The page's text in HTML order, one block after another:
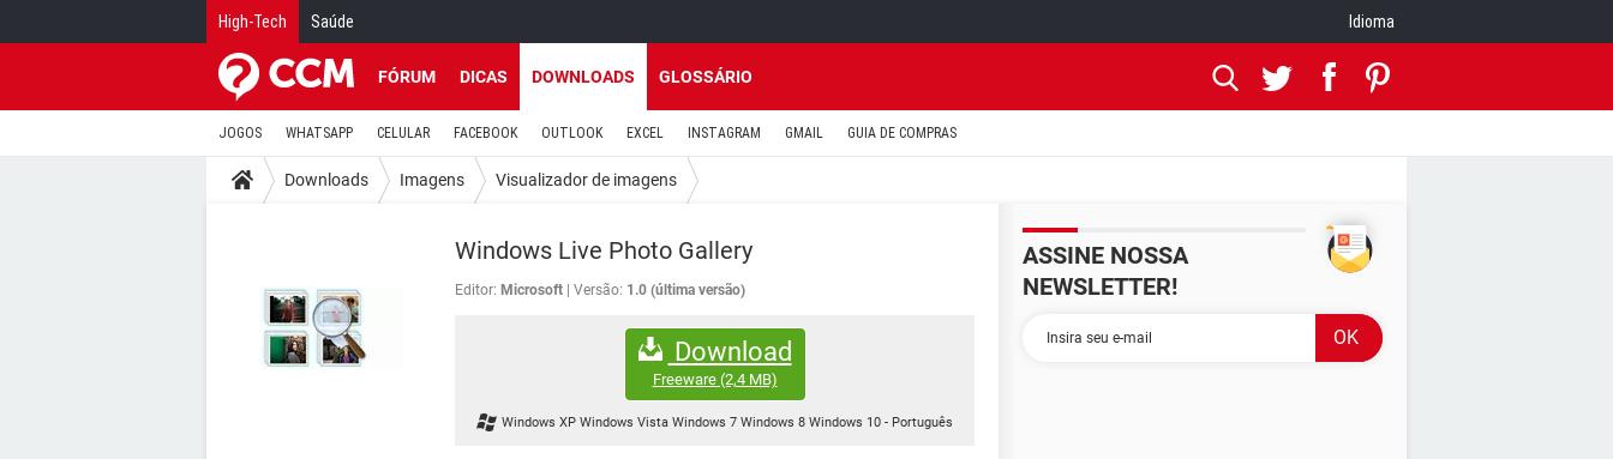
High-Tech Saúde Idioma
FÓRUM DICAS DOWNLOADS GLOSSÁRIO
JOGOS WHATSAPP CELULAR FACEBOOK OUTLOOK EXCEL INSTAGRAM GMAIL GUIA DE COMPRAS
Downloads Imagens Visualizador de imagens
Windows Live Photo Gallery
Editor: Microsoft Versão: 1.0 (última versão)
Download
Freeware(2,4 MB)
Windows XP Windows Vista Windows 7 Windows 8 Windows 10 - Português
ASSINE NOSSA
NEWSLETTER!